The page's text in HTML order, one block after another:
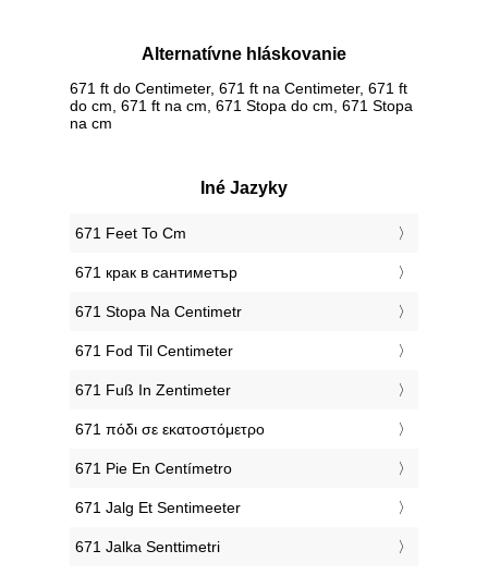
Alternatívne hláskovanie
671 ft do Centimeter, 671 ft na Centimeter, 671 ft
do cm, 671 ft na cm, 671 Stopa do cm, 671 Stopa
na cm
Iné Jazyky
‎671 Feet To Cm
‎671 крак в сантиметър
‎671 Stopa Na Centimetr
‎671 Fod Til Centimeter
‎671 Fuß In Zentimeter
‎671 πόδι σε εκατοστόμετρο
‎671 Pie En Centímetro
‎671 Jalg Et Sentimeeter
‎671 Jalka Senttimetri